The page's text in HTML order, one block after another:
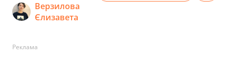
Верзилова
Єлизавета
Реклама